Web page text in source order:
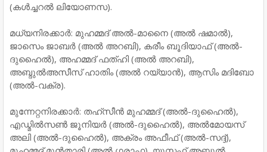
(കൾച്ചറൽ ലിയോണസ).
മധ്യനിരക്കാർ: മുഹമ്മദ് അൽ-മാനൈ (അൽ ഷമാൽ),
ജാസെം ജാബർ (അൽ അറബി), കരീം ബൂദിയാഫ് (അൽ-
ദുഹൈൽ), അഹമ്മദ് ഫത്ഹി (അൽ അറബി),
അബ്ദുൽഅസീസ് ഹാതിം (അൽ റയ്യാൻ), ആസിം മദിബോ
(അൽ-വക്ര).
മുന്നേറ്റനിരക്കാർ: തഹ്സീൻ മുഹമ്മദ് (അൽ-ദുഹൈൽ),
എഡ്മിൽസൺ ജൂനിയർ (അൽ-ദുഹൈൽ), അൽമോയസ്
അലി (അൽ-ദുഹൈൽ), അക്രം അഫീഫ് (അൽ-സദ്ദ്),